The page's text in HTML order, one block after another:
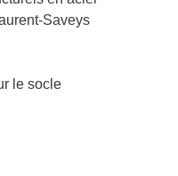
Saveys
le socle